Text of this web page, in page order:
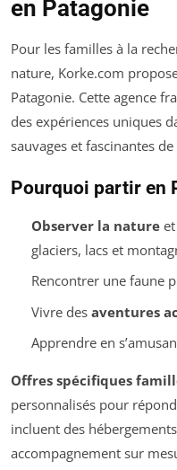
en Patagonie
Pour les familles à la
nature, Korke.com
Patagonie. Cette agence
des expériences uniques
sauvages et fascinantes
Pourquoi partir en
Observer la natureet
glaciers, lacs et
Rencontrer une faune
Vivre des aventures
Apprendre en
Offres spécifiques
personnalisés pour
incluent des
accompagnement sur